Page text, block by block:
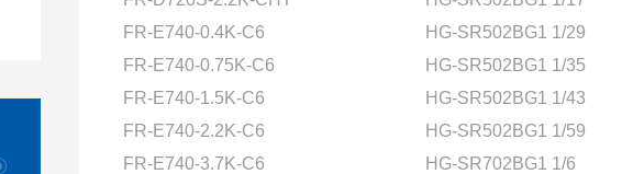
FR-E740-0.4K-C6
HG-SR502BG1 1/29
FR-E740-0.75K-C6
HG-SR502BG1 1/35
FR-E740-1.5K-C6
HG-SR502BG1 1/43
FR-E740-2.2K-C6
HG-SR502BG1 1/59
FR-E740-3.7K-C6
HG-SR702BG1 1/6